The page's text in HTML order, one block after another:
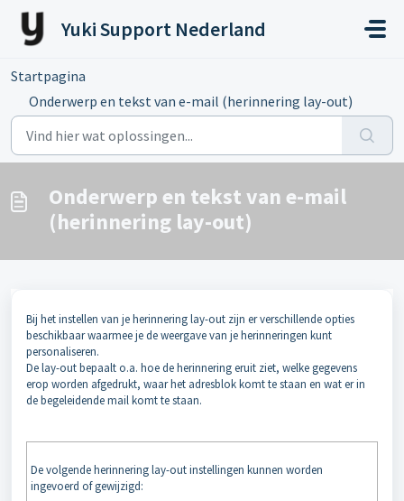
Doorgaan naar hoofdinhoud
Yuki Support Nederland
Startpagina
Onderwerp en tekst van e-mail (herinnering lay-out)
Onderwerp en tekst van e-mail
(herinnering lay-out)
Bij het instellen van je herinnering lay-out zijn er verschillende opties
beschikbaar waarmee je de weergave van je herinneringen kunt
personaliseren.
De lay-out bepaalt o.a. hoe de herinnering eruit ziet, welke gegevens
erop worden afgedrukt, waar het adresblok komt te staan en wat er in
de begeleidende mail komt te staan.
De volgende herinnering lay-out instellingen kunnen worden
ingevoerd of gewijzigd: